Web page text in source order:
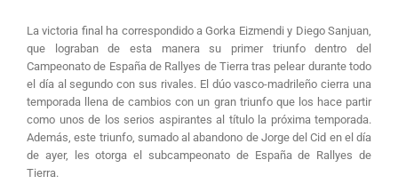
La victoria final ha correspondido a Gorka Eizmendi y Diego Sanjuan,
que lograban de esta manera su primer triunfo dentro del
Campeonato de España de Rallyes de Tierra tras pelear durante todo
el día al segundo con sus rivales. El dúo vasco-madrileño cierra una
temporada llena de cambios con un gran triunfo que los hace partir
como unos de los serios aspirantes al título la próxima temporada.
Además, este triunfo, sumado al abandono de Jorge del Cid en el día
de ayer, les otorga el subcampeonato de España de Rallyes de
Tierra.